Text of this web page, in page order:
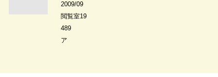
2009/09
閲覧室19
489
ア